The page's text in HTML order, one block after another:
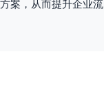
案，从而提升企业流